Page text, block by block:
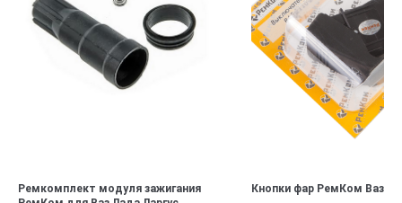
Ремкомплект модуля зажигания
Кнопки фар РемКом Ваз